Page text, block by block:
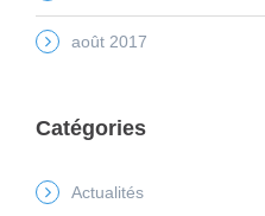
août 2017
Catégories
Actualités